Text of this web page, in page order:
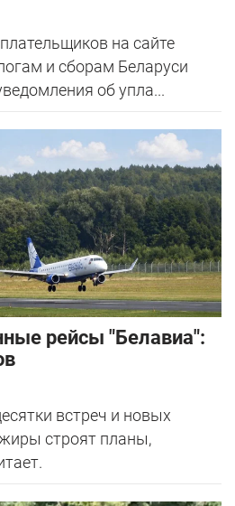
на сайте
и сборам Беларуси
об упла...
рейсы "Белавиа":
встреч и новых
строят планы,